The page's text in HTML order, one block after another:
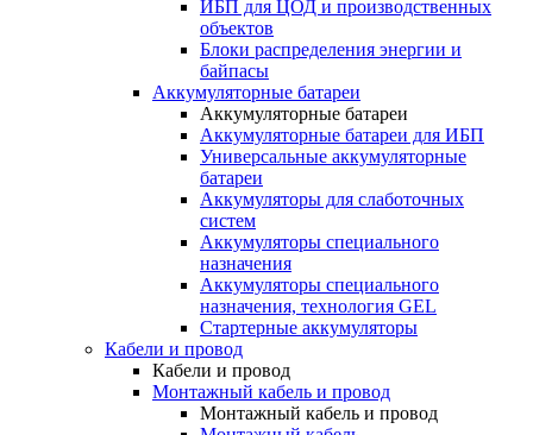
ИБП для ЦОД и производственных
объектов
Блоки распределения энергии и
байпасы
Аккумуляторные батареи
Аккумуляторные батареи
Аккумуляторные батареи для ИБП
Универсальные аккумуляторные
батареи
Аккумуляторы для слаботочных
систем
Аккумуляторы специального
назначения
Аккумуляторы специального
назначения, технология GEL
Стартерные аккумуляторы
Кабели и провод
Кабели и провод
Монтажный кабель и провод
Монтажный кабель и провод